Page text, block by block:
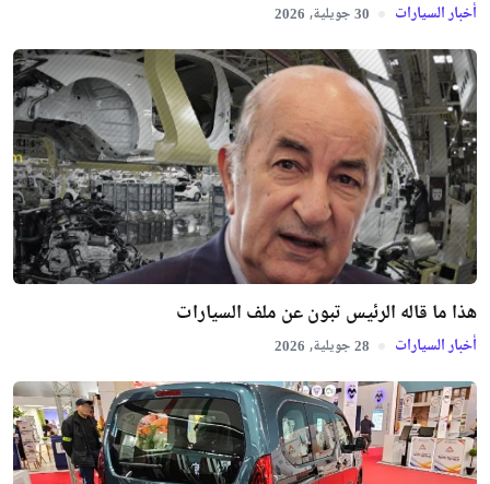
أخبار السيارات 30 جويلية, 2026
هذا ما قاله الرئيس تبون عن ملف السيارات
أخبار السيارات 28 جويلية, 2026